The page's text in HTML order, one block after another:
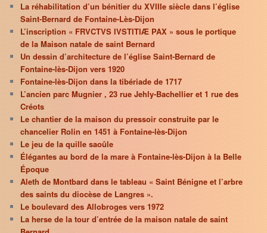
La réhabilitation d’un bénitier du XVIIIe siècle dans l’église
Saint-Bernard de Fontaine-Lès-Dijon
L’inscription « FRVCTVS IVSTITIÆ PAX » sous le portique
de la Maison natale de saint Bernard
Un dessin d’architecture de l’église Saint-Bernard de
Fontaine-lès-Dijon vers 1920
Fontaine-lès-Dijon dans la tibériade de 1717
L’ancien parc Mugnier , 23 rue Jehly-Bachellier et 1 rue des
Créots
Le chantier de la maison du pressoir construite par le
chancelier Rolin en 1451 à Fontaine-lès-Dijon
Le jeu de la quille saoûle
Élégantes au bord de la mare à Fontaine-lès-Dijon à la Belle
Époque
Aleth de Montbard dans le tableau « Saint Bénigne et l’arbre
des saints du diocèse de Langres ».
Le boulevard des Allobroges vers 1972
La herse de la tour d’entrée de la maison natale de saint